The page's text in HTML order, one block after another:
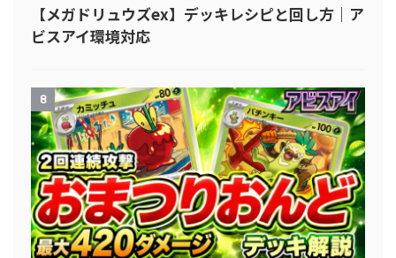
【メガドリュウズex】デッキレシピと回し方｜ア
ビスアイ環境対応
8